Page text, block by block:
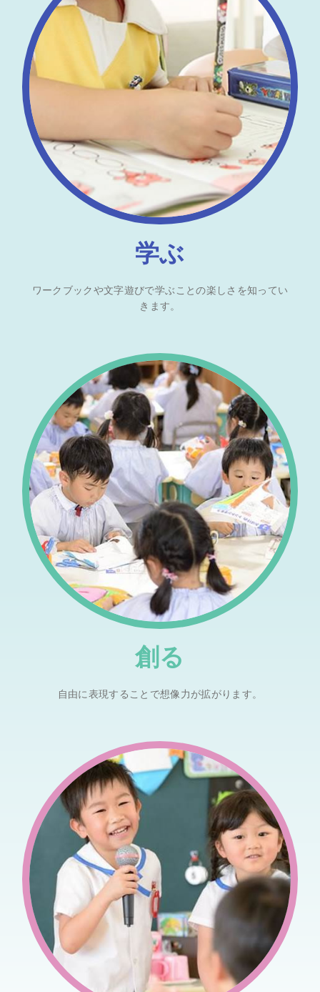
学ぶ
ワークブックや文字遊びで学ぶことの楽しさを知ってい
きます。
創る
自由に表現することで想像力が拡がります。